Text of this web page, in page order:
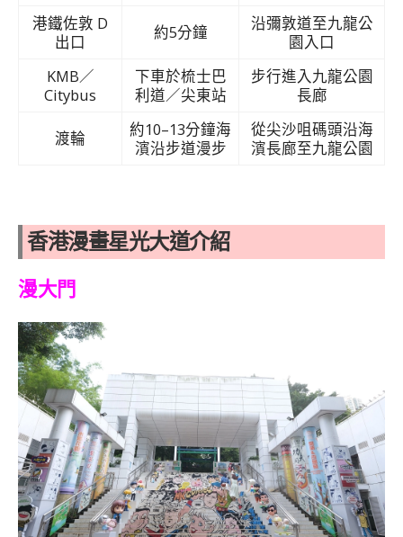
港鐵佐敦 D
出口
約5分鐘
沿彌敦道至九龍公
園入口
KMB／
Citybus
下車於梳士巴
利道／尖東站
步行進入九龍公園
長廊
渡輪
約10–13分鐘海
濱沿步道漫步
從尖沙咀碼頭沿海
濱長廊至九龍公園
香港漫畫星光大道介紹
漫大門